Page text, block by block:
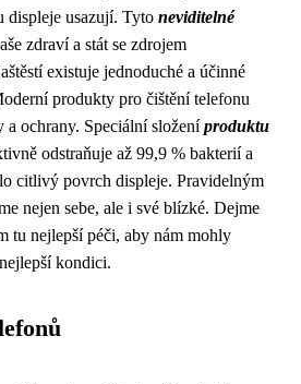
displeje usazují. Tyto neviditelné
zdraví a stát se zdrojem
existuje jednoduché a účinné
produkty pro čištění telefonu
a ochrany. Speciální složeníproduktu
odstraňuje až 99,9 % bakterií a
citlivý povrch displeje. Pravidelným
nejen sebe, ale i své blízké. Dejme
tu nejlepší péči, aby nám mohly
kondici.